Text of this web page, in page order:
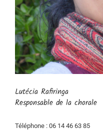
Lutécia Rafiringa
Responsable de la chorale
Téléphone : 06 14 46 63 85